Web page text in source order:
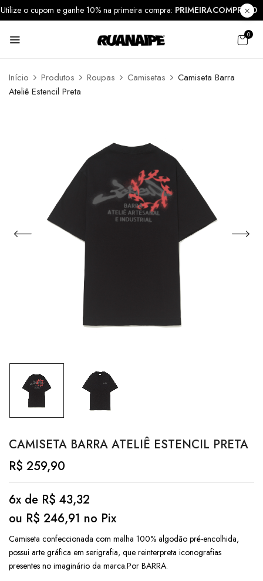
Utilize o cupom e ganhe 10% na primeira compra:
0
Início Produtos Roupas Camisetas
Camiseta Barra
Ateliê Estencil Preta
CAMISETA BARRA ATELIÊ ESTENCIL PRETA
R$ 259,90
6x de R$ 43,32
ou R$ 246,91 no Pix
Camiseta confeccionada com malha 100% algodão pré-encolhida,
possui arte gráfica em serigrafia, que reinterpreta iconografias
presentes no imaginário da marca.Por BARRA.